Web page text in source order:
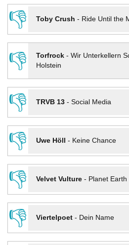
👎
Toby Crush - Ride Until the
👎
Torfrock- Wir Unterkellern
Holstein
👎
TRVB 13- Social Media
👎
Uwe Höll - Keine Chance
👎
Velvet Vulture- Planet Earth
👎
Viertelpoet- Dein Name